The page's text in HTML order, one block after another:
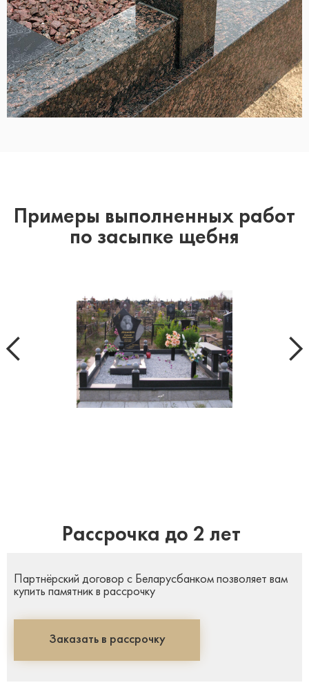
Примеры выполненных работ
по засыпке щебня
Рассрочка до 2 лет
Партнёрский договор с Беларусбанком позволяет вам
купить памятник в рассрочку
Заказать в рассрочку